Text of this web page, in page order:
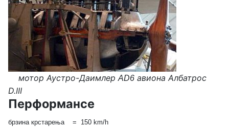
мотор Аустро-ДаимлерAD6 авиона Албатрос
D.III
Перформансе
брзина крстарења = 150 km/h